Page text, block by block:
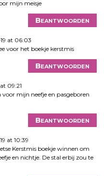
mijn meisje
Beantwoorden
at 06:03
voor het boekje kerstmis
Beantwoorden
09:21
mijn neefje en pasgeboren
Beantwoorden
at 10:39
Kerstmis boekje winnen om
en nichtje. De stal erbij zou te